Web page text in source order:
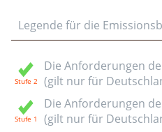
Legende für die
Die Anforderungen
(gilt nur für
Die Anforderungen
(gilt nur für